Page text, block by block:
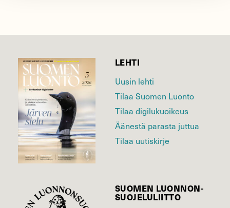
LEHTI
Uusin lehti
Tilaa Suomen Luonto
Tilaa digilukuoikeus
Äänestä parasta juttua
Tilaa uutiskirje
SUOMEN LUONNON­
SUOJELU­LIITTO